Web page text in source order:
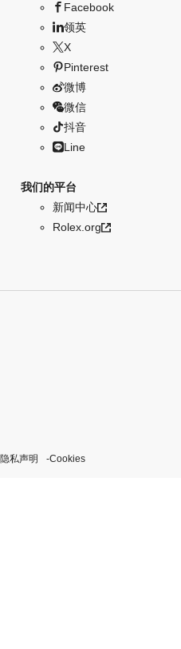
Facebook
领英
X
Pinterest
微博
微信
抖音
Line
我们的平台
新闻中心
Rolex.org
隐私声明 Cookies